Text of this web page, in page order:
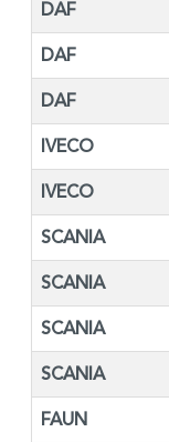
DAF
DAF
DAF
IVECO
IVECO
SCANIA
SCANIA
SCANIA
SCANIA
FAUN